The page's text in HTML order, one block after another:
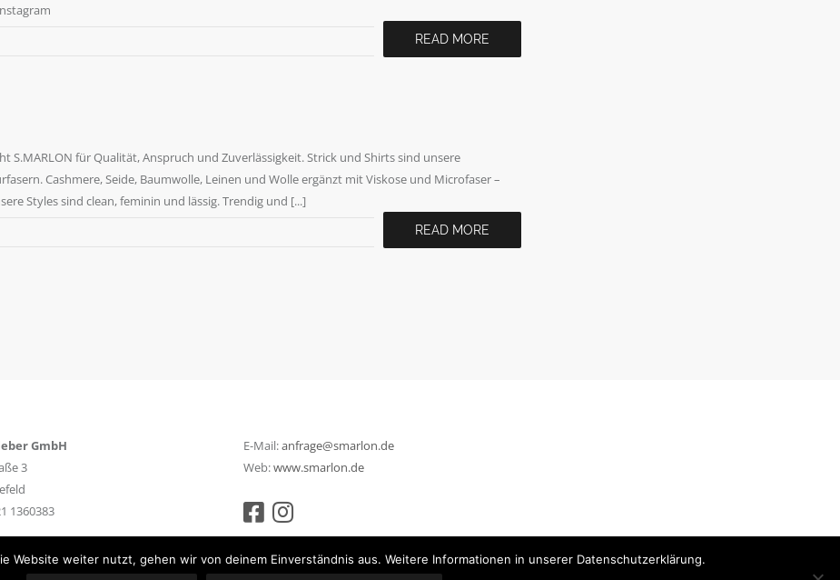
READ MORE
S.MARLON für Qualität, Anspruch und Zuverlässigkeit. Strick und Shirts sind unsere
Cashmere, Seide, Baumwolle, Leinen und Wolle ergänzt mit Viskose und Microfaser –
Styles sind clean, feminin und lässig. Trendig und [...]
READ MORE
GmbH
3
1360383
E-Mail:anfrage@smarlon.de
Web:www.smarlon.de
Website weiter nutzt, gehen wir von deinem Einverständnis aus. Weitere Informationen in unserer Datenschutzerklärung.